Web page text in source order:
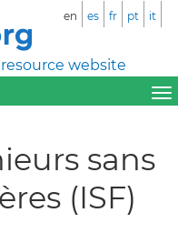
website
en es fr pt it
sans
(ISF)